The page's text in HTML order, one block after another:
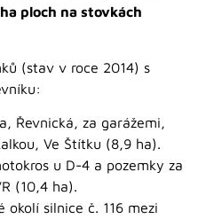
ploch na stovkách
(stav v roce 2014) s
Řevnická, za garážemi,
Ve Štítku (8,9 ha).
u D-4 a pozemky za
(10,4 ha).
okolí silnice č. 116 mezi